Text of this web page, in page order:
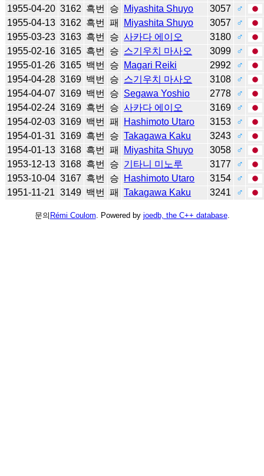
1955-04-20 3162 흑번 승 Miyashita Shuyo 3057
♂
1955-04-13 3162 흑번 패 Miyashita Shuyo 3057
♂
1955-03-23 3163 흑번 승 사카다 에이오 3180
♂
1955-02-16 3165 흑번 승 스기우치 마사오 3099
♂
1955-01-26 3165 백번 승 Magari Reiki 2992
♂
1954-04-28 3169 백번 승 스기우치 마사오 3108
♂
1954-04-07 3169 백번 승 Segawa Yoshio 2778
♂
1954-02-24 3169 흑번 승 사카다 에이오 3169
♂
1954-02-03 3169 백번 패 Hashimoto Utaro 3153
♂
1954-01-31 3169 흑번 승 Takagawa Kaku 3243
♂
1954-01-13 3168 흑번 패 Miyashita Shuyo 3058
♂
1953-12-13 3168 흑번 승 기타니 미노루 3177
♂
1953-10-04 3167 흑번 승 Hashimoto Utaro 3154
♂
1951-11-21 3149 백번 패 Takagawa Kaku 3241 ♂
문의 Rémi Coulom . Powered by joedb, the C++ database.